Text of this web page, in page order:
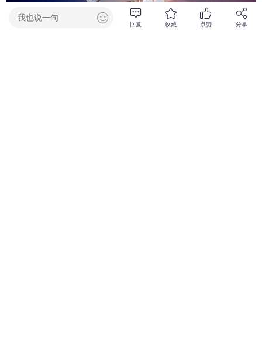
我也说一句
回复 收藏 点赞 分享